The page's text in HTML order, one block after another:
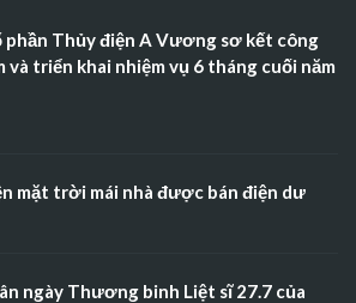
phần Thủy điện A Vương sơ kết công
và triển khai nhiệm vụ 6 tháng cuối năm
mặt trời mái nhà được bán điện dư
ngày Thương binh Liệt sĩ 27.7 của